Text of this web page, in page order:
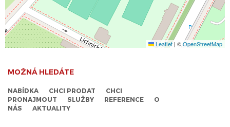
Leaflet | ©OpenStreetMap
MOŽNÁ HLEDÁTE
NABÍDKA CHCI PRODAT
CHCI
PRONAJMOUT
SLUŽBY REFERENCE
O
NÁS
AKTUALITY